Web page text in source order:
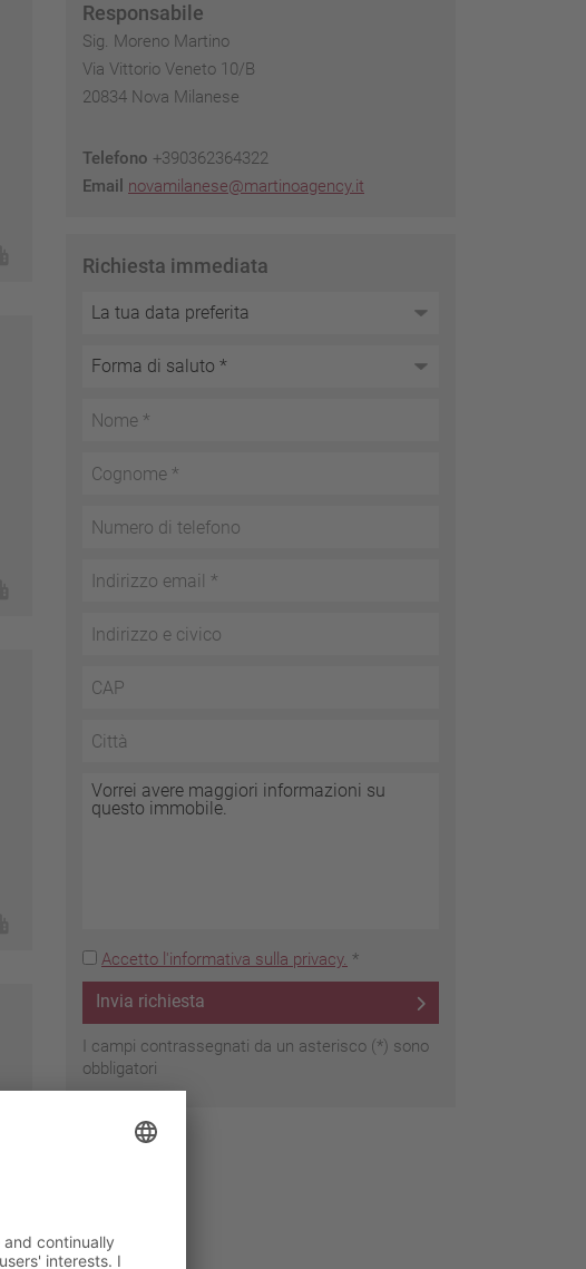
Responsabile
Sig. Moreno Martino
Via Vittorio Veneto 10/B
20834 Nova Milanese
Telefono +390362364322
Email novamilanese@martinoagency.it
Richiesta immediata
Accetto l'informativa sulla privacy. *
Invia richiesta
I campi contrassegnati da un asterisco (*) sono
obbligatori